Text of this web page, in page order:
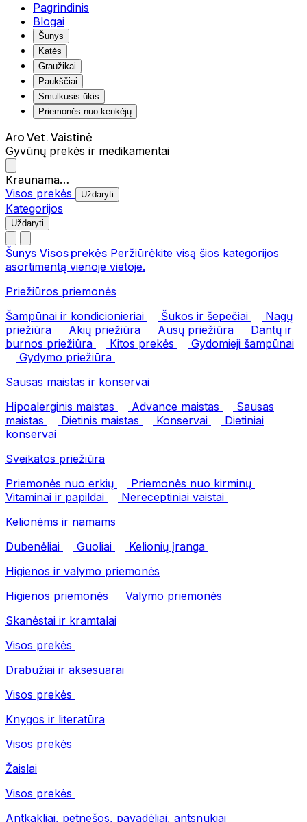
Pagrindinis
Blogai
Šunys
Katės
Graužikai
Paukščiai
Smulkusis ūkis
Priemonės nuo kenkėjų
Aro Vet. Vaistinė
Gyvūnų prekės ir medikamentai
Kraunama…
Visos prekės
Uždaryti
Kategorijos
Uždaryti
Šunys Visos prekės Peržiūrėkite visą šios kategorijos
asortimentą vienoje vietoje.
Priežiūros priemonės
Šampūnai ir kondicionieriai
Šukos ir šepečiai
Nagų
priežiūra
Akių priežiūra Ausų priežiūra
Dantų ir
burnos priežiūra
Kitos prekės
Gydomieji šampūnai
Gydymo priežiūra
Sausas maistas ir konservai
Hipoalerginis maistas
Advance maistas
Sausas
maistas
Dietinis maistas Konservai
Dietiniai
konservai
Sveikatos priežiūra
Priemonės nuo erkių
Priemonės nuo kirminų
Vitaminai ir papildai
Nereceptiniai vaistai
Kelionėms ir namams
Dubenėliai
Guoliai
Kelionių įranga
Higienos ir valymo priemonės
Higienos priemonės
Valymo priemonės
Skanėstai ir kramtalai
Visos prekės
Drabužiai ir aksesuarai
Visos prekės
Knygos ir literatūra
Visos prekės
Žaislai
Visos prekės
Antkakliai, petnešos, pavadėliai, antsnukiai